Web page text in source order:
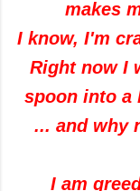
makes
I know, I'm
Right now I
spoon into a
... and why
I am